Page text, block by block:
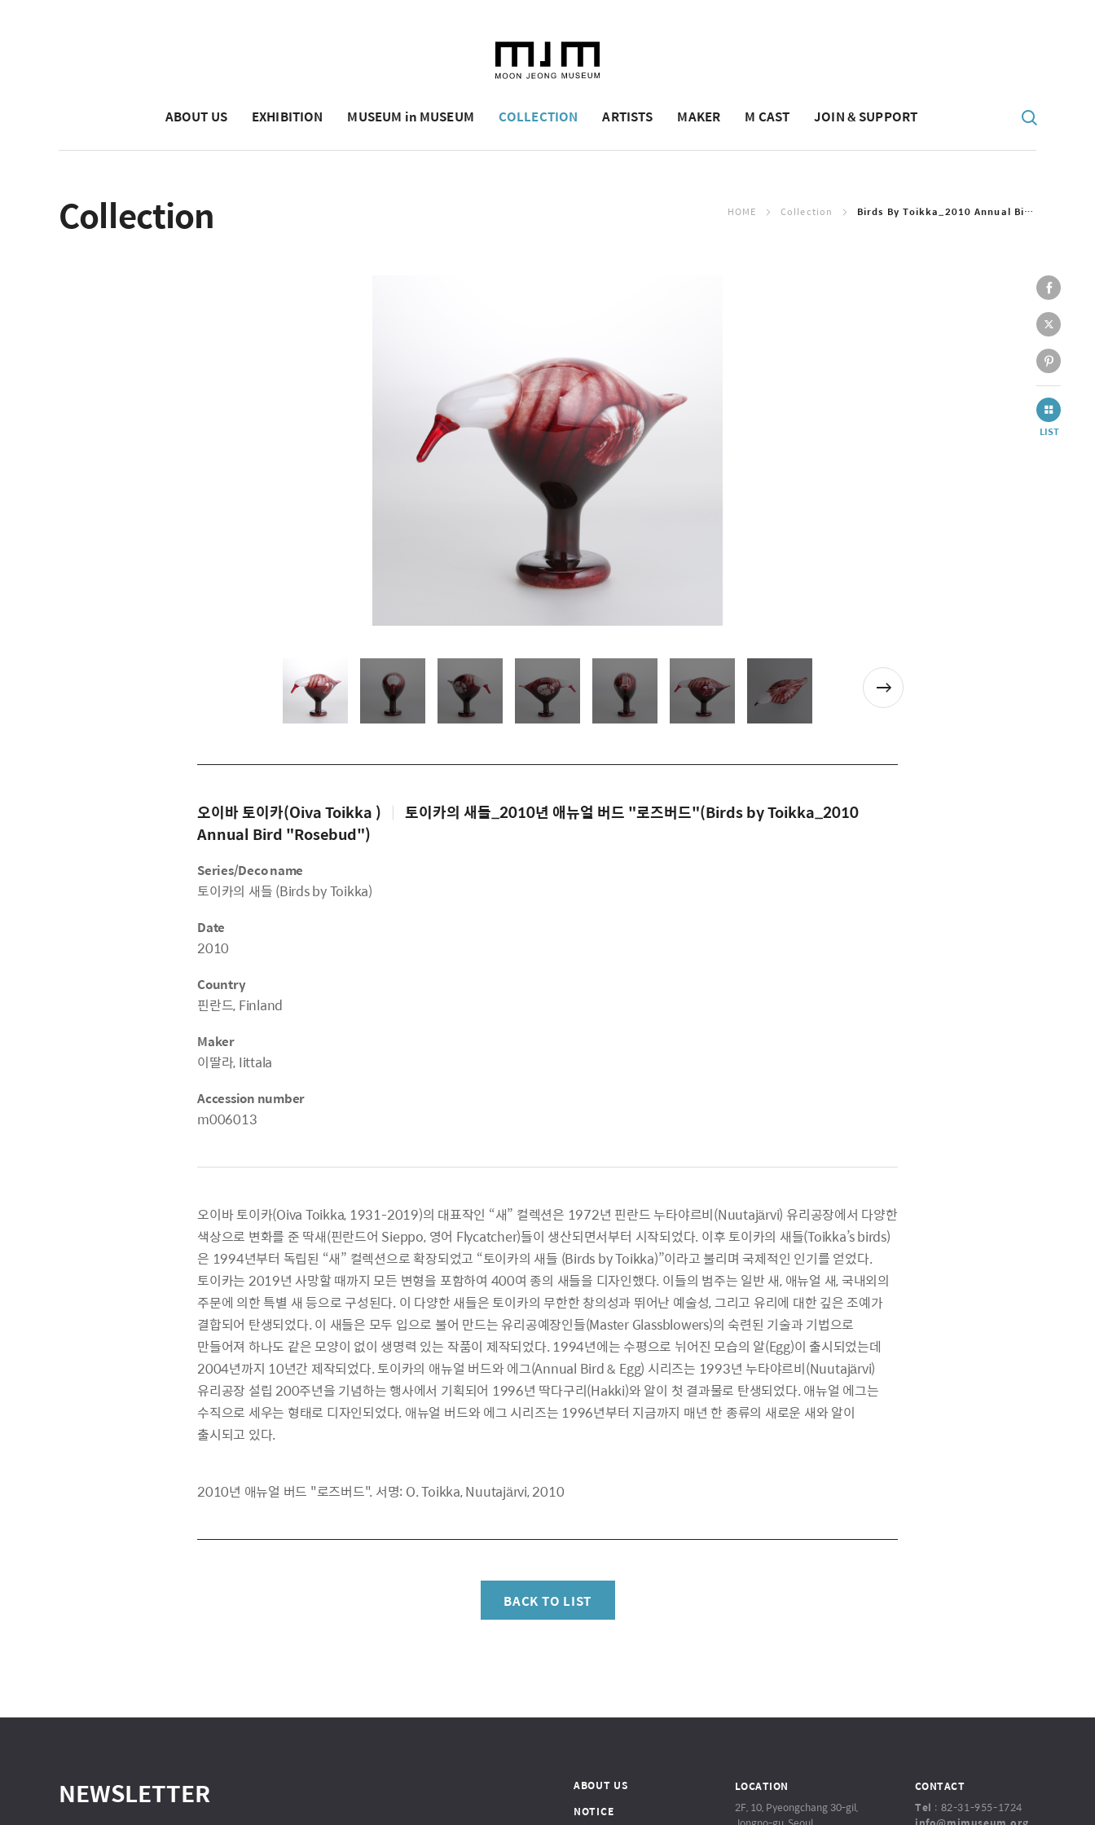
ABOUT US EXHIBITION MUSEUM in MUSEUM COLLECTION ARTISTS MAKER M CAST JOIN & SUPPORT
Collection HOME Collection Birds By Toikka_2010 Annual Bird "rosebud"
오이바 토이카(Oiva Toikka ) | 토이카의 새들_2010년 애뉴얼 버드 "로즈버드"(Birds by Toikka_2010
Annual Bird "Rosebud")
Series/Deco name
토이카의 새들 (Birds by Toikka)
Date
2010
Country
핀란드, Finland
Maker
이딸라, Iittala
Accession number
m006013
오이바 토이카(Oiva Toikka, 1931-2019)의 대표작인 “새” 컬렉션은 1972년 핀란드 누타야르비(Nuutajärvi) 유리공장에서 다양한
색상으로 변화를 준 딱새(핀란드어 Sieppo, 영어 Flycatcher)들이 생산되면서부터 시작되었다. 이후 토이카의 새들(Toikka’s birds)
은 1994년부터 독립된 “새” 컬렉션으로 확장되었고 “토이카의 새들 (Birds by Toikka)”이라고 불리며 국제적인 인기를 얻었다.
토이카는 2019년 사망할 때까지 모든 변형을 포함하여 400여 종의 새들을 디자인했다. 이들의 범주는 일반 새, 애뉴얼 새, 국내외의
주문에 의한 특별 새 등으로 구성된다. 이 다양한 새들은 토이카의 무한한 창의성과 뛰어난 예술성, 그리고 유리에 대한 깊은 조예가
결합되어 탄생되었다. 이 새들은 모두 입으로 불어 만드는 유리공예장인들(Master Glassblowers)의 숙련된 기술과 기법으로
만들어져 하나도 같은 모양이 없이 생명력 있는 작품이 제작되었다. 1994년에는 수평으로 뉘어진 모습의 알(Egg)이 출시되었는데
2004년까지 10년간 제작되었다. 토이카의 애뉴얼 버드와 에그(Annual Bird & Egg) 시리즈는 1993년 누타야르비(Nuutajärvi)
유리공장 설립 200주년을 기념하는 행사에서 기획되어 1996년 딱다구리(Hakki)와 알이 첫 결과물로 탄생되었다. 애뉴얼 에그는
수직으로 세우는 형태로 디자인되었다. 애뉴얼 버드와 에그 시리즈는 1996년부터 지금까지 매년 한 종류의 새로운 새와 알이
출시되고 있다.
2010년 애뉴얼 버드 "로즈버드". 서명: O. Toikka, Nuutajärvi, 2010
BACK TO LIST
NEWSLETTER
ABOUT US
NOTICE
LOCATION
2F, 10, Pyeongchang 30-gil,
CONTACT
Tel : 82-31-955-1724